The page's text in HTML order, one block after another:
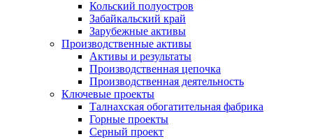
Кольский полуостров
Забайкальский край
Зарубежные активы
Производственные активы
Активы и результаты
Производственная цепочка
Производственная деятельность
Ключевые проекты
Талнахская обогатительная фабрика
Горные проекты
Серный проект